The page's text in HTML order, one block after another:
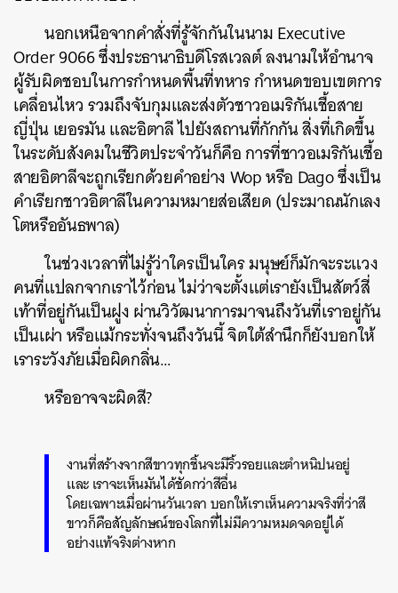
นอกเหนือจากคำสั่งที่รู้จักกันในนาม Executive
Order 9066 ซึ่งประธานาธิบดีโรสเวลต์ ลงนามให้อำนาจ
ผู้รับผิดชอบในการกำหนดพื้นที่ทหาร กำหนดขอบเขตการ
เคลื่อนไหว รวมถึงจับกุมและส่งตัวชาวอเมริกันเชื้อสาย
ญี่ปุ่น เยอรมัน และอิตาลี ไปยังสถานที่กักกัน สิ่งที่เกิดขึ้น
ในระดับสังคมในชีวิตประจำวันก็คือ การที่ชาวอเมริกันเชื้อ
สายอิตาลีจะถูกเรียกด้วยคำอย่าง Wop หรือ Dago ซึ่งเป็น
คำเรียกชาวอิตาลีในความหมายส่อเสียด (ประมาณนักเลง
โตหรืออันธพาล)
ในช่วงเวลาที่ไม่รู้ว่าใครเป็นใคร มนุษย์ก็มักจะระแวง
คนที่แปลกจากเราไว้ก่อน ไม่ว่าจะตั้งแต่เรายังเป็นสัตว์สี่
เท้าที่อยู่กันเป็นฝูง ผ่านวิวัฒนาการมาจนถึงวันที่เราอยู่กัน
เป็นเผ่า หรือแม้กระทั่งจนถึงวันนี้ จิตใต้สำนึกก็ยังบอกให้
เราระวังภัยเมื่อผิดกลิ่น…
หรืออาจจะผิดสี?
งานที่สร้างจากสีขาวทุกชิ้นจะมีริ้วรอยและตำหนิปนอยู่
และ เราจะเห็นมันได้ชัดกว่าสีอื่น
โดยเฉพาะเมื่อผ่านวันเวลา บอกให้เราเห็นความจริงที่ว่าสี
ขาวก็คือสัญลักษณ์ของโลกที่ไม่มีความหมดจดอยู่ได้
อย่างแท้จริงต่างหาก
ค้นหา
SHARE